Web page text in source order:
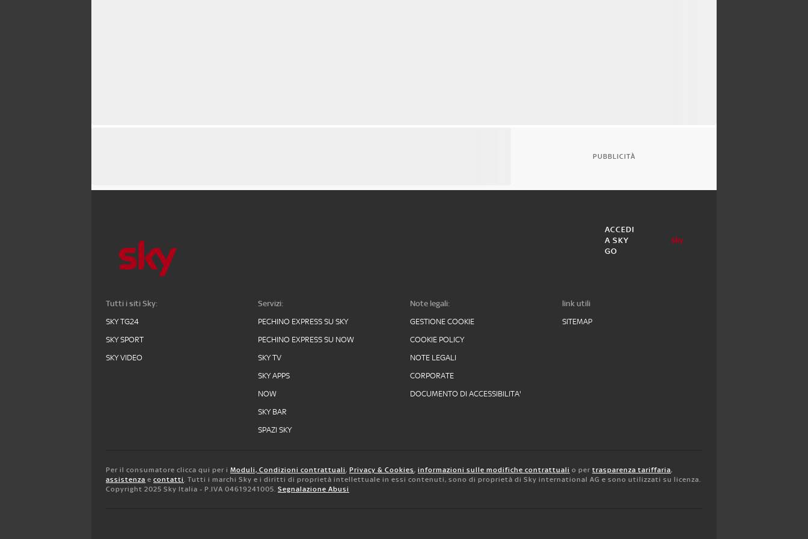
PUBBLICITÀ
ACCEDI
A SKY
GO
Tutti i siti Sky:
SKY TG24
SKY SPORT
SKY VIDEO
Servizi:
PECHINO EXPRESS SU SKY
PECHINO EXPRESS SU NOW
SKY TV
SKY APPS
NOW
SKY BAR
SPAZI SKY
Note legali:
GESTIONE COOKIE
COOKIE POLICY
NOTE LEGALI
CORPORATE
DOCUMENTO DI ACCESSIBILITA'
link utili
SITEMAP
Per il consumatore clicca qui per i Moduli, Condizioni contrattuali, Privacy & Cookies, informazioni sulle modifiche contrattuali o per trasparenza tariffaria,
assistenza e contatti. Tutti i marchi Sky e i diritti di proprietà intellettuale in essi contenuti, sono di proprietà di Sky international AG e sono utilizzati su licenza.
Copyright 2025 Sky Italia - P.IVA 04619241005. Segnalazione Abusi